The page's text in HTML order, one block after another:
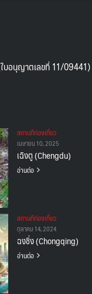
อนุญาตเลขที่ 11/09441)
สถานทีท่องเที่ยว
เมษายน 10, 2025
เฉิงตู (Chengdu)
อ่านต่อ
สถานทีท่องเที่ยว
ตุลาคม 14, 2024
ฉงชิ่ง (Chongqing)
อ่านต่อ